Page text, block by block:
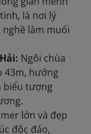
là nơi lý
làm muối
Ngôi chùa
43m, hướng
biểu tượng
lớn và đẹp
độc đáo,